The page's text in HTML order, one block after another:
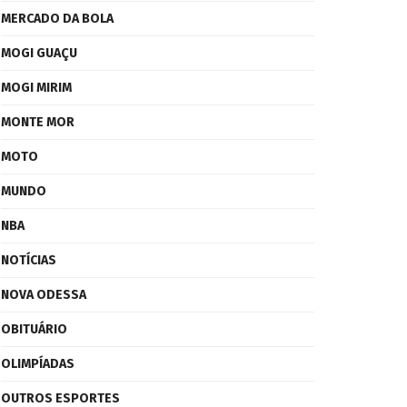
MERCADO DA BOLA
MOGI GUAÇU
MOGI MIRIM
MONTE MOR
MOTO
MUNDO
NBA
NOTÍCIAS
NOVA ODESSA
OBITUÁRIO
OLIMPÍADAS
OUTROS ESPORTES